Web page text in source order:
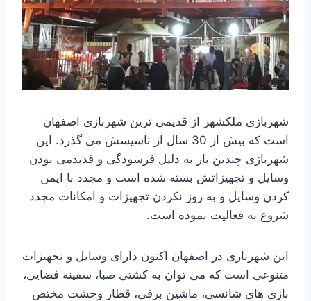
شهربازی ملکشهر از قدیمی ترین شهربازی اصفهان
است که بیش از 30 سال از تاسیسش می گذرد. این
شهربازی چندین بار به دلیل فرسودگی و قدیدمی بودن
وسایل و تجهیزاتش بسته شده است و مجدد با ایمن
کردن وسایل و به روز نکردن تجهیزات و امکانات مجدد
شروع به فعالیت نموده است.
این شهربازی در اصفهان اکنون دارای وسایل و تجهیزات
متنوعی است که می توان به کشتی صبا، سفینه فضایی،
بازی های شانسی، ماشین برقی، قطار وحشت مختص